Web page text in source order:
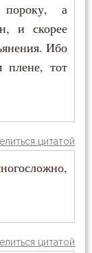
а
и скорее
Ибо
плене, тот
цитатой
цитатой